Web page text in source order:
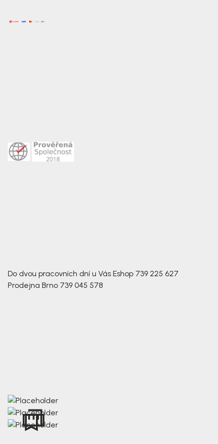
Do dvou pracovních dní u Vás Eshop 739 225 627
Prodejna Brno 739 045 578